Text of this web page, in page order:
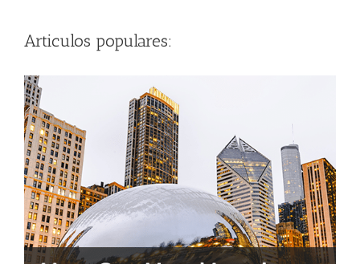
Articulos populares: